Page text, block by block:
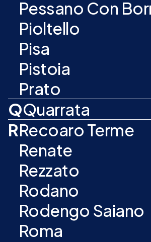
Pessano Con
Pioltello
Pisa
Pistoia
Prato
QQuarrata
RRecoaro Terme
Renate
Rezzato
Rodano
Rodengo Saiano
Roma